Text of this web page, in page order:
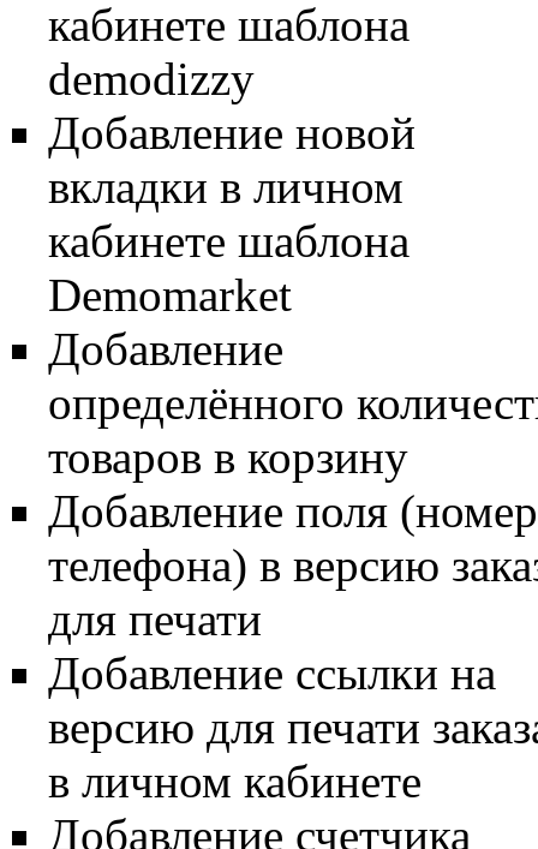
кабинете шаблона
demodizzy
Добавление новой
вкладки в личном
кабинете шаблона
Demomarket
Добавление
определённого
товаров в корзину
Добавление поля (номер
телефона) в версию
для печати
Добавление ссылки на
версию для печати
в личном кабинете
Добавление счетчика